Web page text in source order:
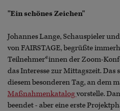
"Ein schönes Zeichen"
Johannes Lange, Schauspieler
von FAIRSTAGE, begrüßte
Teilnehmer*innen der Zoom-
das Interesse zur Mittagszeit. Das
diesem besonderen Tag, an dem
Maßnahmenkatalogvorstelle.
beendet - aber eine erste